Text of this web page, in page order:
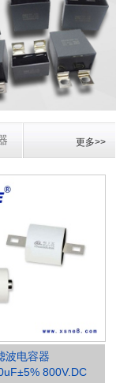
更多>>
波电容器
800V.DC